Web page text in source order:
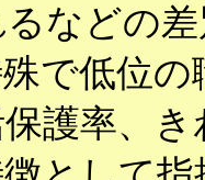
などの
で低位
護率、